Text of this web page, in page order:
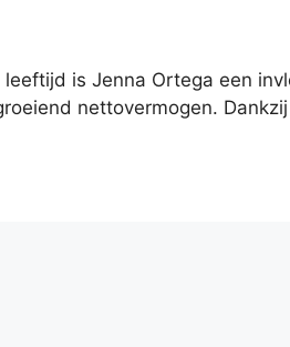
is Jenna Ortega een
nettovermogen.